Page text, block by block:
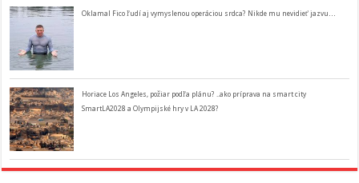
Oklamal Fico ľudí aj vymyslenou operáciou srdca? Nikde mu nevidieť jazvu…
Horiace Los Angeles, požiar podľa plánu? ..ako príprava na smart city
SmartLA2028 a Olympijské hry v LA 2028?